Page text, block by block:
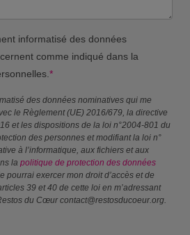
informatisé des données
comme indiqué dans la
*
des données nominatives qui me
le Règlement (UE) 2016/679, la directive
et les dispositions de la loi n°2004-801 du
des personnes et modifiant la loi n°
à l’informatique, aux fichiers et aux
la politique de protection des données
pourrai exercer mon droit d’accès et de
39 et 40 de cette loi en m’adressant
du Cœur contact@restosducoeur.org.